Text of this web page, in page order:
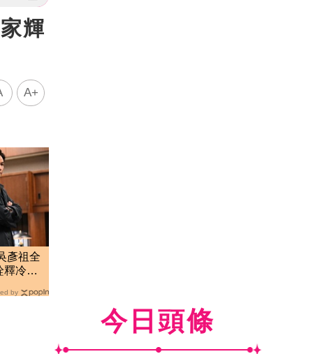
輝
A+
彥祖全
冷血
by
今日頭條